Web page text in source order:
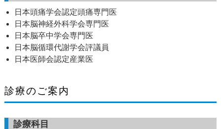
日本頭痛学会認定頭痛専門医
日本脳神経外科学会専門医
日本脳卒中学会専門医
日本脳循環代謝学会評議員
日本医師会認定産業医
診療のご案内
診療科目